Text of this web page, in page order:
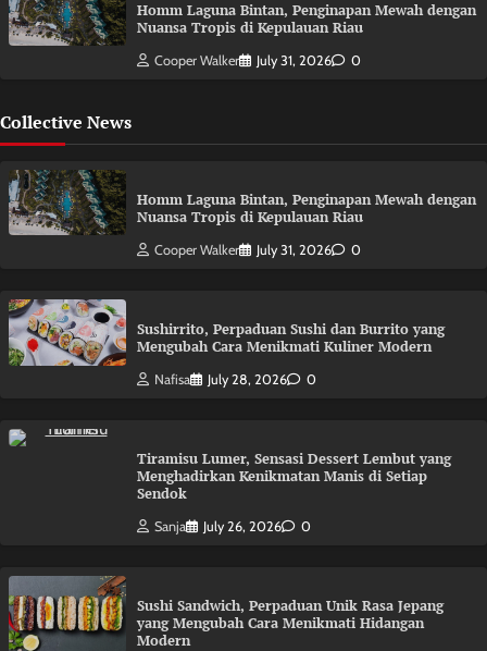
Homm Laguna Bintan, Penginapan Mewah dengan
Nuansa Tropis di Kepulauan Riau
Cooper Walker July 31, 2026 0
Collective News
Homm Laguna Bintan, Penginapan Mewah dengan
Nuansa Tropis di Kepulauan Riau
Cooper Walker July 31, 2026 0
Sushirrito, Perpaduan Sushi dan Burrito yang
Mengubah Cara Menikmati Kuliner Modern
Nafisa July 28, 2026 0
Tiramisu Lumer, Sensasi Dessert Lembut yang
Menghadirkan Kenikmatan Manis di Setiap
Sendok
Sanja July 26, 2026 0
Sushi Sandwich, Perpaduan Unik Rasa Jepang
yang Mengubah Cara Menikmati Hidangan
Modern